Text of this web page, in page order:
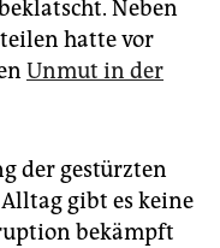
Neben
hatte vor
Unmut in der
der gestürzten
gibt es keine
bekämpft